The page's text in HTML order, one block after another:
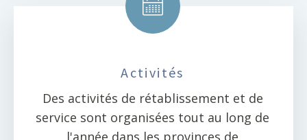
Activités
Des activités de rétablissement et de
service sont organisées tout au long de
l'année dans les provinces de